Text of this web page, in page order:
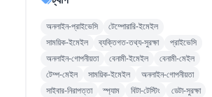
অনলাইন-প্রাইভেসি
টেম্পোরারি-ইমেইল
সাময়িক-ইমেইল
ব্যক্তিগত-তথ্য-সুরক্ষা
প্রাইভেসি
অনলাইন-গোপনীয়তা
বেনামী-ইমেইল
বেনামী-মেইল
টেম্প-মেইল
সাময়িক-ইমেইল
অনলাইন-গোপনীয়তা
সাইবার-নিরাপত্তা
স্প্যাম বিটা-টেস্টিং
ডেটা-সুরক্ষা